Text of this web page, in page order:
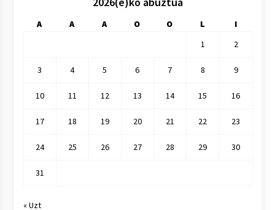
A A A O O L
I
1
2
3 4 5 6 7 8 9
10 11 12 13 14 15 16
17 18 19 20 21 22 23
24 25 26 27 28 29 30
31
« Uzt